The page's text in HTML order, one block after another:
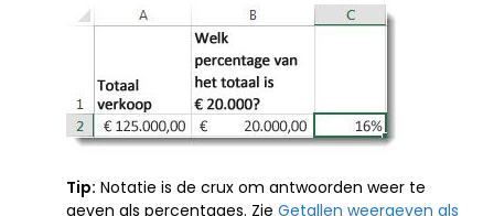
Tip: Notatie is de crux om antwoorden weer te
geven als percentages. Zie Getallen weergeven als